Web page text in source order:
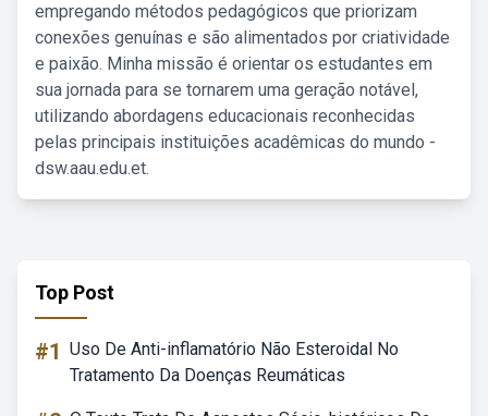
empregando métodos pedagógicos que priorizam
conexões genuínas e são alimentados por criatividade
e paixão. Minha missão é orientar os estudantes em
sua jornada para se tornarem uma geração notável,
utilizando abordagens educacionais reconhecidas
pelas principais instituições acadêmicas do mundo -
dsw.aau.edu.et.
Top Post
#1 Uso De Anti-inflamatório Não Esteroidal No
Tratamento Da Doenças Reumáticas